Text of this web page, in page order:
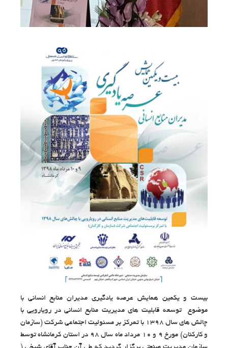
بیست و یکمین همایش عرصه یادگیری مدیران منابع انسانی با
موضوع توسعه قابلیت های مدیریت منابع انسانی در رویارویی با
چالش های سال 1398 با تمرکز بر مسئولیت اجتماعی شرکت (سازمان
و کارکنان) مورخ 9 و 10 مرداد ماه سال 98 در استان کرمانشاه توسط